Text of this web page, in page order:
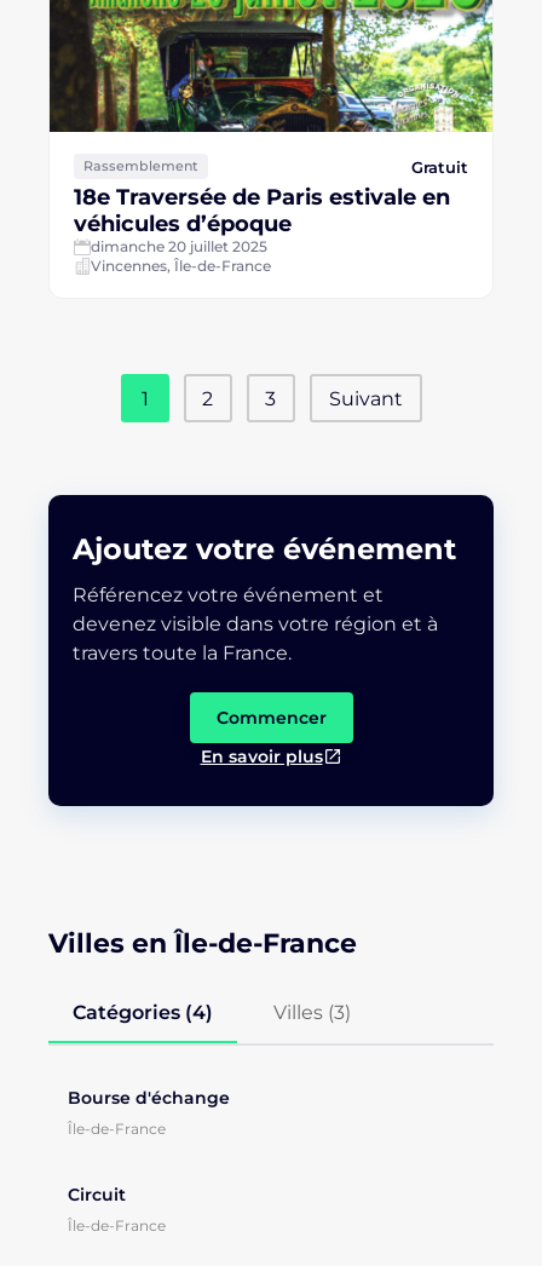
Rassemblement Gratuit
18e Traversée de Paris estivale en
véhicules d’époque
dimanche 20 juillet 2025
Vincennes, Île-de-France
1 2 3 Suivant
Ajoutez votre événement
Référencez votre événement et
devenez visible dans votre région et à
travers toute la France.
Commencer
En savoir plus
Villes en Île-de-France
Catégories (4) Villes (3)
Bourse d'échange
Île-de-France
Circuit
Île-de-France